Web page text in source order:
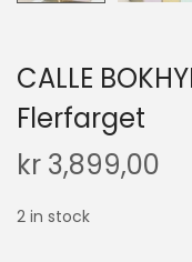
CALLE
Flerfarget
kr 3,899,00
2 in stock